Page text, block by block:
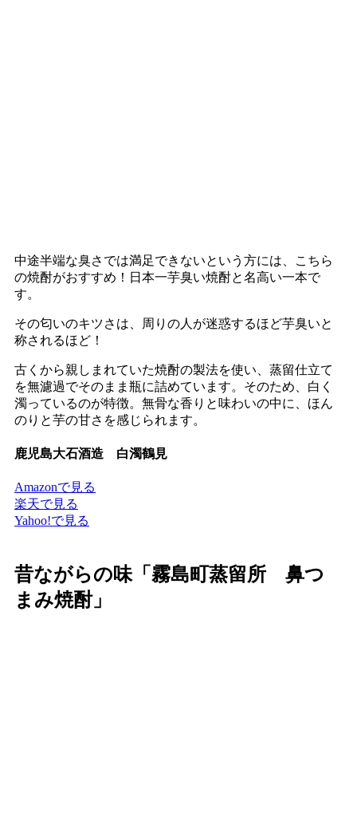
中途半端な臭さでは満足できないという方には、こちら
の焼酎がおすすめ！日本一芋臭い焼酎と名高い一本で
す。
その匂いのキツさは、周りの人が迷惑するほど芋臭いと
称されるほど！
古くから親しまれていた焼酎の製法を使い、蒸留仕立て
を無濾過でそのまま瓶に詰めています。そのため、白く
濁っているのが特徴。無骨な香りと味わいの中に、ほん
のりと芋の甘さを感じられます。
鹿児島大石酒造 白濁鶴見
Amazonで見る
楽天で見る
Yahoo!で見る
昔ながらの味「霧島町蒸留所 鼻つ
まみ焼酎」